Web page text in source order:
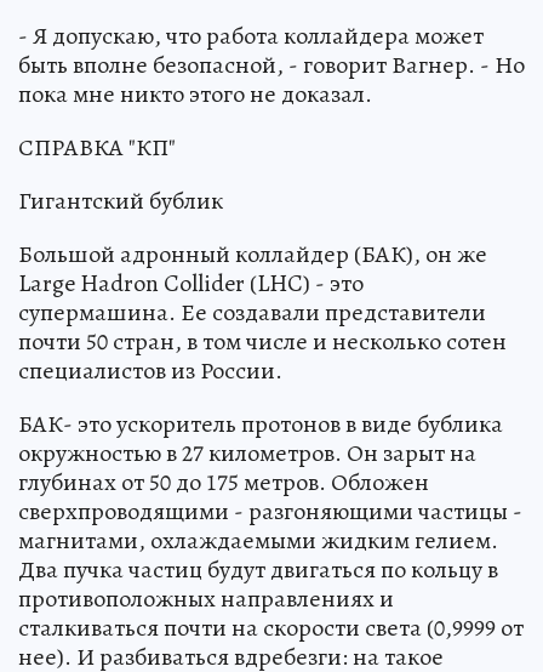
- Я допускаю, что работа коллайдера может
быть вполне безопасной, - говорит Вагнер. - Но
пока мне никто этого не доказал.
СПРАВКА "КП"
Гигантский бублик
Большой адронный коллайдер (БАК), он же
Large Hadron Collider (LHC) - это
супермашина. Ее создавали представители
почти 50 стран, в том числе и несколько сотен
специалистов из России.
БАК- это ускоритель протонов в виде бублика
окружностью в 27 километров. Он зарыт на
глубинах от 50 до 175 метров. Обложен
сверхпроводящими - разгоняющими частицы -
магнитами, охлаждаемыми жидким гелием.
Два пучка частиц будут двигаться по кольцу в
противоположных направлениях и
сталкиваться почти на скорости света (0,9999 от
нее). И разбиваться вдребезги: на такое